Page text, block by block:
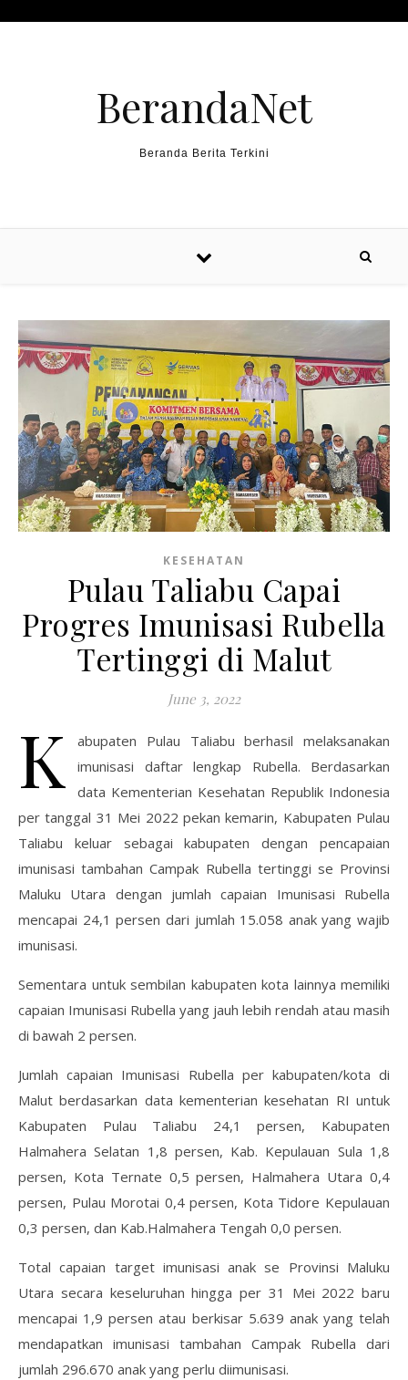
BerandaNet
Beranda Berita Terkini
KESEHATAN
Pulau Taliabu Capai
Progres Imunisasi Rubella
Tertinggi di Malut
June 3, 2022
K
abupaten Pulau Taliabu berhasil melaksanakan
imunisasi daftar lengkap Rubella. Berdasarkan
data Kementerian Kesehatan Republik Indonesia
per tanggal 31 Mei 2022 pekan kemarin, Kabupaten Pulau
Taliabu keluar sebagai kabupaten dengan pencapaian
imunisasi tambahan Campak Rubella tertinggi se Provinsi
Maluku Utara dengan jumlah capaian Imunisasi Rubella
mencapai 24,1 persen dari jumlah 15.058 anak yang wajib
imunisasi.
Sementara untuk sembilan kabupaten kota lainnya memiliki
capaian Imunisasi Rubella yang jauh lebih rendah atau masih
di bawah 2 persen.
Jumlah capaian Imunisasi Rubella per kabupaten/kota di
Malut berdasarkan data kementerian kesehatan RI untuk
Kabupaten Pulau Taliabu 24,1 persen, Kabupaten
Halmahera Selatan 1,8 persen, Kab. Kepulauan Sula 1,8
persen, Kota Ternate 0,5 persen, Halmahera Utara 0,4
persen, Pulau Morotai 0,4 persen, Kota Tidore Kepulauan
0,3 persen, dan Kab.Halmahera Tengah 0,0 persen.
Total capaian target imunisasi anak se Provinsi Maluku
Utara secara keseluruhan hingga per 31 Mei 2022 baru
mencapai 1,9 persen atau berkisar 5.639 anak yang telah
mendapatkan imunisasi tambahan Campak Rubella dari
jumlah 296.670 anak yang perlu diimunisasi.